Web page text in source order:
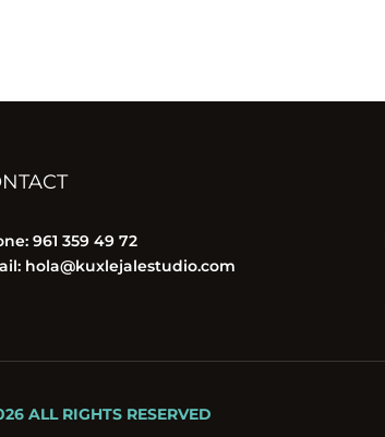
961 359 49 72
hola@kuxlejalestudio.com
ALL RIGHTS RESERVED